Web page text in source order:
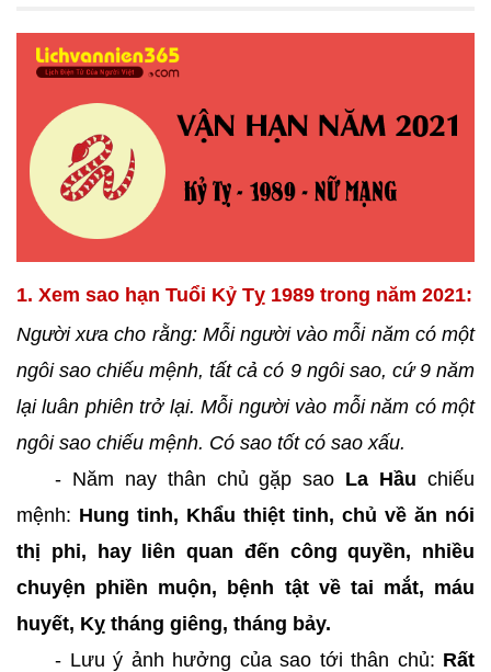
1. Xem sao hạn Tuổi Kỷ Tỵ 1989 trong năm 2021:
Người xưa cho rằng: Mỗi người vào mỗi năm có một
ngôi sao chiếu mệnh, tất cả có 9 ngôi sao, cứ 9 năm
lại luân phiên trở lại. Mỗi người vào mỗi năm có một
ngôi sao chiếu mệnh. Có sao tốt có sao xấu.
- Năm nay thân chủ gặp sao La Hầu chiếu
mệnh: Hung tinh, Khẩu thiệt tinh, chủ về ăn nói
thị phi, hay liên quan đến công quyền, nhiều
chuyện phiền muộn, bệnh tật về tai mắt, máu
huyết, Kỵ tháng giêng, tháng bảy.
- Lưu ý ảnh hưởng của sao tới thân chủ: Rất